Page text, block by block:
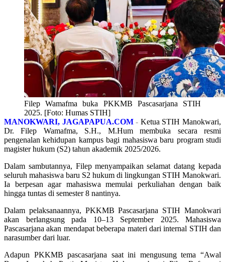
Filep Wamafma buka PKKMB Pascasarjana STIH
2025. [Foto: Humas STIH]
MANOKWARI, JAGAPAPUA.COM- Ketua STIH Manokwari,
Dr. Filep Wamafma, S.H., M.Hum membuka secara resmi
pengenalan kehidupan kampus bagi mahasiswa baru program studi
magister hukum (S2) tahun akademik 2025/2026.
Dalam sambutannya, Filep menyampaikan selamat datang kepada
seluruh mahasiswa baru S2 hukum di lingkungan STIH Manokwari.
Ia berpesan agar mahasiswa memulai perkuliahan dengan baik
hingga tuntas di semester 8 nantinya.
Dalam pelaksanaannya, PKKMB Pascasarjana STIH Manokwari
akan berlangsung pada 10–13 September 2025. Mahasiswa
Pascasarjana akan mendapat beberapa materi dari internal STIH dan
narasumber dari luar.
Adapun PKKMB pascasarjana saat ini mengusung tema “Awal